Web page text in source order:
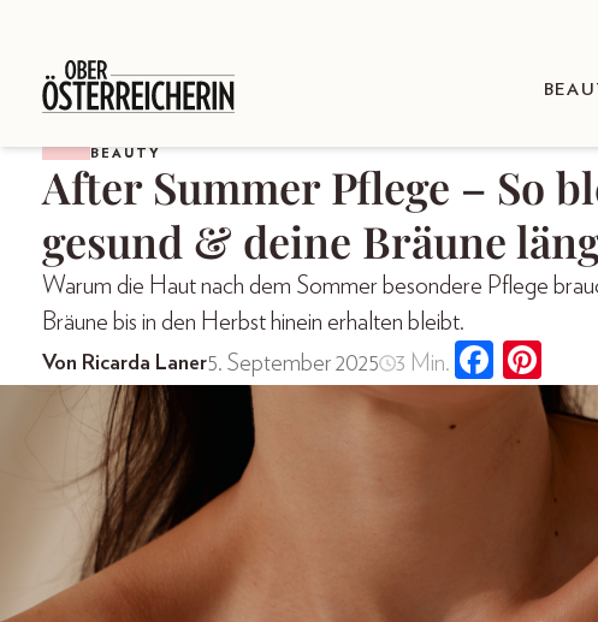
BEAUTY
After Summer Pflege – So
gesund & deine Bräune
Warum die Haut nach dem Sommer besondere Pflege
Bräune bis in den Herbst hinein erhalten bleibt.
Von Ricarda Laner5. September 2025 3 Min.